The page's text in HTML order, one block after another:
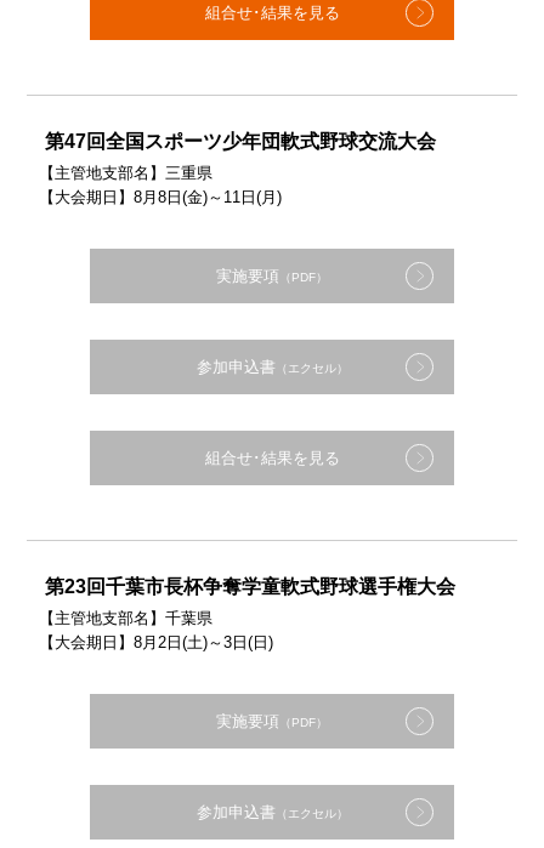
組合せ･結果を見る
第47回全国スポーツ少年団軟式野球交流大会
【主管地支部名】三重県
【大会期日】8月8日(金)～11日(月)
実施要項 （PDF）
参加申込書 （エクセル）
組合せ･結果を見る
第23回千葉市長杯争奪学童軟式野球選手権大会
【主管地支部名】千葉県
【大会期日】8月2日(土)～3日(日)
実施要項 （PDF）
参加申込書 （エクセル）